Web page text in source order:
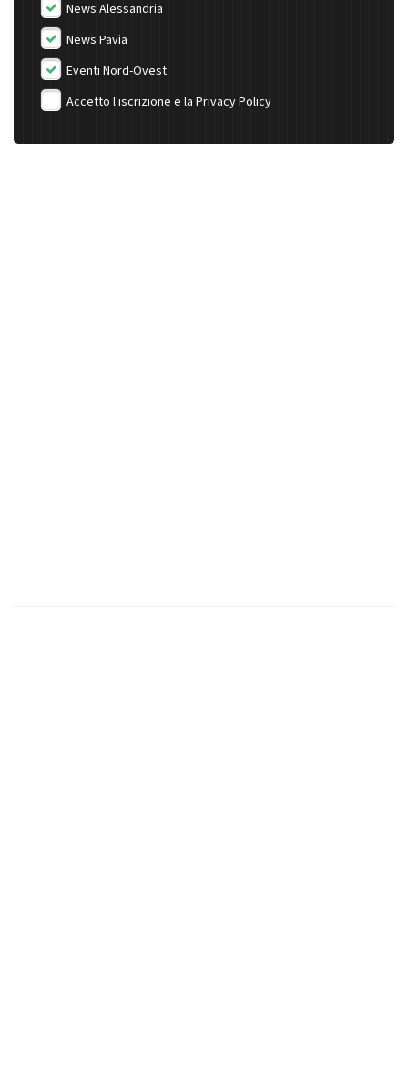
News Alessandria
News Pavia
Eventi Nord-Ovest
Accetto l'iscrizione e la Privacy Policy